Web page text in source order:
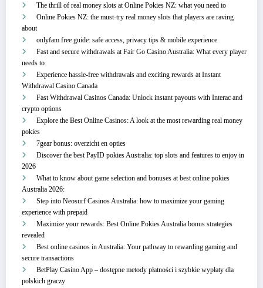
The thrill of real money slots at Online Pokies NZ: what you need to
Online Pokies NZ: the must-try real money slots that players are raving
about
onlyfam free guide: safe access, privacy tips & mobile experience
Fast and secure withdrawals at Fair Go Casino Australia: What every player
needs to
Experience hassle-free withdrawals and exciting rewards at Instant
Withdrawal Casino Canada
Fast Withdrawal Casinos Canada: Unlock instant payouts with Interac and
crypto options
Explore the Best Online Casinos: A look at the most rewarding real money
pokies
7gear bonus: overzicht en opties
Discover the best PayID pokies Australia: top slots and features to enjoy in
2026
What to know about game selection and bonuses at best online pokies
Australia 2026:
Step into Neosurf Casinos Australia: how to maximize your gaming
experience with prepaid
Maximize your rewards: Best Online Pokies Australia bonus strategies
revealed
Best online casinos in Australia: Your pathway to rewarding gaming and
secure transactions
BetPlay Casino App – dostępne metody płatności i szybkie wypłaty dla
polskich graczy